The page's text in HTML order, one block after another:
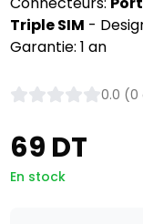
Triple SIM -
Garantie: 1 an
0.0 (0
69 DT
En stock